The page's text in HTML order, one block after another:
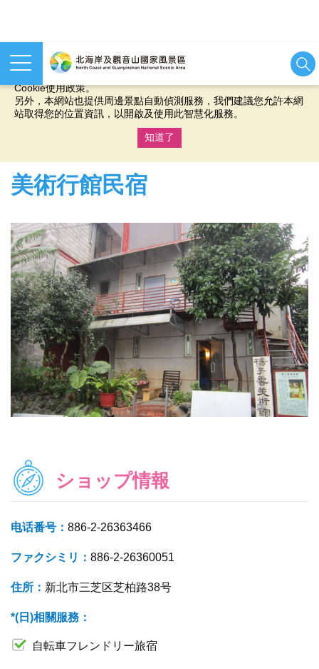
本網站使用cookies等相關技術以持續優化網站服務，並有助於為
您提供更佳的體驗，當您繼續使用本網站即表示您同意我們的
Cookie使用政策。
另外，本網站也提供周邊景點自動偵測服務，我們建議您允許本網
站取得您的位置資訊，以開啟及使用此智慧化服務。
知道了
美術行館民宿
ショップ情報
电话番号： 886-2-26363466
ファクシミリ： 886-2-26360051
住所： 新北市三芝区芝柏路38号
*(日)相關服務：
自転車フレンドリー旅宿